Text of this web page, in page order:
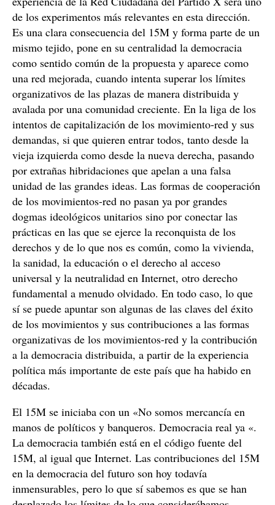
de los experimentos más relevantes en esta dirección.
Es una clara consecuencia del 15M y forma parte de un
mismo tejido, pone en su centralidad la democracia
como sentido común de la propuesta y aparece como
una red mejorada, cuando intenta superar los límites
organizativos de las plazas de manera distribuida y
avalada por una comunidad creciente. En la liga de los
intentos de capitalización de los movimiento-red y sus
demandas, si que quieren entrar todos, tanto desde la
vieja izquierda como desde la nueva derecha, pasando
por extrañas hibridaciones que apelan a una falsa
unidad de las grandes ideas. Las formas de cooperación
de los movimientos-red no pasan ya por grandes
dogmas ideológicos unitarios sino por conectar las
prácticas en las que se ejerce la reconquista de los
derechos y de lo que nos es común, como la vivienda,
la sanidad, la educación o el derecho al acceso
universal y la neutralidad en Internet, otro derecho
fundamental a menudo olvidado. En todo caso, lo que
sí se puede apuntar son algunas de las claves del éxito
de los movimientos y sus contribuciones a las formas
organizativas de los movimientos-red y la contribución
a la democracia distribuida, a partir de la experiencia
política más importante de este país que ha habido en
décadas.
El 15M se iniciaba con un «No somos mercancía en
manos de políticos y banqueros. Democracia real ya «.
La democracia también está en el código fuente del
15M, al igual que Internet. Las contribuciones del 15M
en la democracia del futuro son hoy todavía
inmensurables, pero lo que sí sabemos es que se han